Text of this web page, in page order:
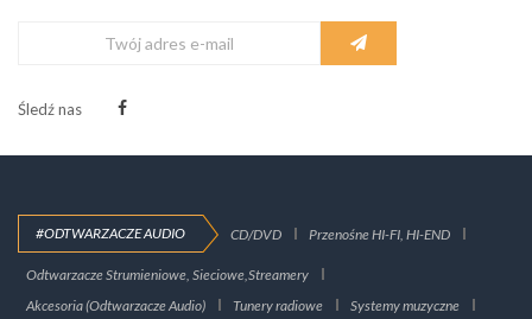
Śledź nas
#ODTWARZACZE AUDIO CD/DVD Przenośne HI-FI, HI-END
Odtwarzacze Strumieniowe, Sieciowe,Streamery
Akcesoria (Odtwarzacze Audio)
Tunery radiowe
Systemy muzyczne